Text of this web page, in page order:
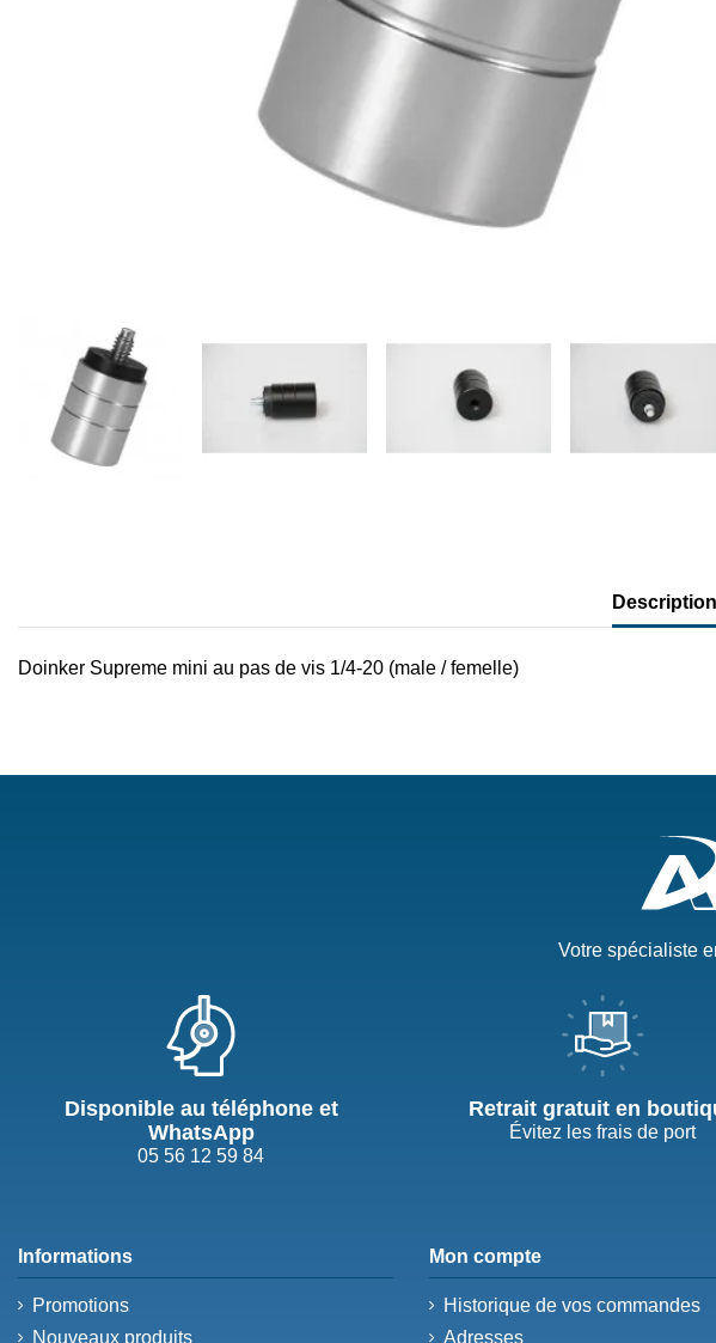
Description
Doinker Supreme mini au pas de vis 1/4-20 (male / femelle)
Votre spécialiste
Disponible au téléphone et
WhatsApp
05 56 12 59 84
Retrait gratuit en
Évitez les frais de port
Informations
Promotions
Nouveaux produits
Mon compte
Historique de vos commandes
Adresses